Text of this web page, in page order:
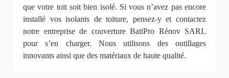
que votre toit soit bien isolé. Si vous n’avez pas encore
installé vos isolants de toiture, pensez-y et contactez
notre entreprise de couverture BatiPro Rénov SARL
pour s’en charger. Nous utilisons des outillages
innovants ainsi que des matériaux de haute qualité.